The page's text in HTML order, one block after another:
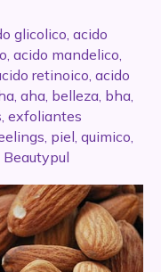
glicolico, acido
, acido mandelico,
retinoico, acido
, aha, belleza, bha,
, exfoliantes
, piel, quimico,
Beautypul